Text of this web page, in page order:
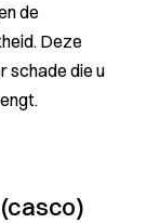
de
Deze
schade die u